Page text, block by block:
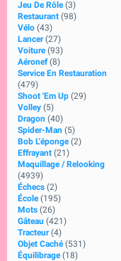
Jeu De Rôle (3)
Restaurant (98)
Vélo (43)
Lancer (27)
Voiture (93)
Aéronef (8)
Service En Restauration
(479)
Shoot 'Em Up (29)
Volley (5)
Dragon (40)
Spider-Man (5)
Bob L'éponge (2)
Effrayant (21)
Maquillage / Relooking
(4939)
Échecs (2)
École (195)
Mots (26)
Gâteau (421)
Tracteur (4)
Objet Caché (531)
Équilibrage (18)